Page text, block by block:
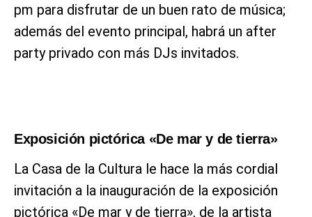
pm para disfrutar de un buen rato de música;
además del evento principal, habrá un after
party privado con más DJs invitados.
Exposición pictórica «De mar y de tierra»
La Casa de la Cultura le hace la más cordial
invitación a la inauguración de la exposición
pictórica «De mar y de tierra», de la artista